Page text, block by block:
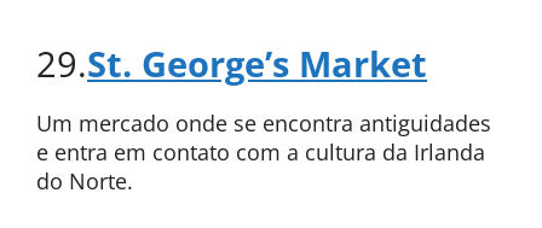
29.St. George’s Market
Um mercado onde se encontra antiguidades
e entra em contato com a cultura da Irlanda
do Norte.